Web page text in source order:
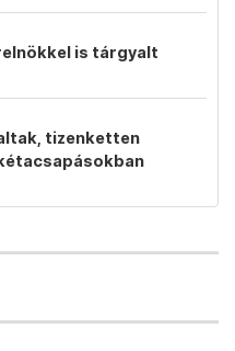
is tárgyalt
tizenketten